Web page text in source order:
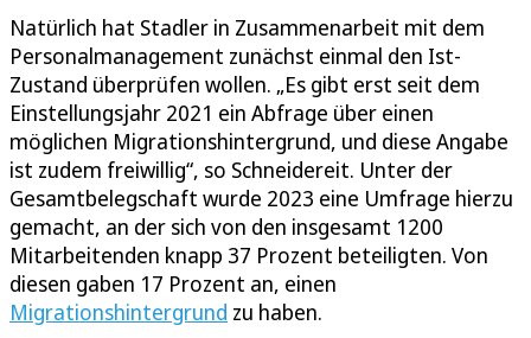
Natürlich hat Stadler in Zusammenarbeit mit dem
Personalmanagement zunächst einmal den Ist-
Zustand überprüfen wollen. „Es gibt erst seit dem
Einstellungsjahr 2021 ein Abfrage über einen
möglichen Migrationshintergrund, und diese Angabe
ist zudem freiwillig“, so Schneidereit. Unter der
Gesamtbelegschaft wurde 2023 eine Umfrage hierzu
gemacht, an der sich von den insgesamt 1200
Mitarbeitenden knapp 37 Prozent beteiligten. Von
diesen gaben 17 Prozent an, einen
Migrationshintergrund zu haben.